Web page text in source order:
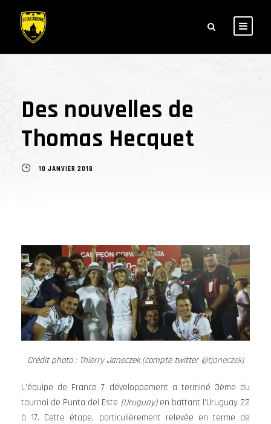
Des nouvelles de
Thomas Hecquet
10 JANVIER 2018
Crédit photo : Thierry Janeczek (compte twitter @tjaneczek)
L’équipe de France 7 développement a terminé 3ème du
tournoi de Punta del Este (Uruguay)en battant l’Uruguay 22
à 17. Cette étape, particulièrement relevée en terme de